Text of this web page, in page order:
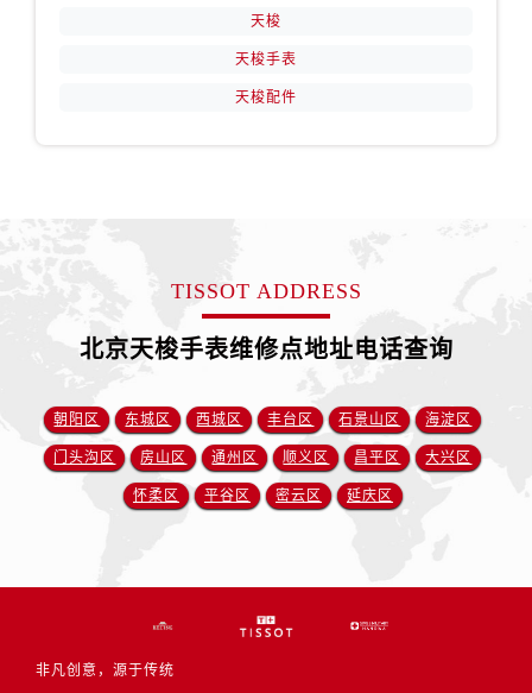
天梭
天梭手表
天梭配件
TISSOT ADDRESS
北京天梭手表维修点地址电话查询
朝阳区 东城区 西城区 丰台区 石景山区 海淀区
门头沟区 房山区 通州区 顺义区 昌平区 大兴区
怀柔区 平谷区 密云区 延庆区
非凡创意，源于传统